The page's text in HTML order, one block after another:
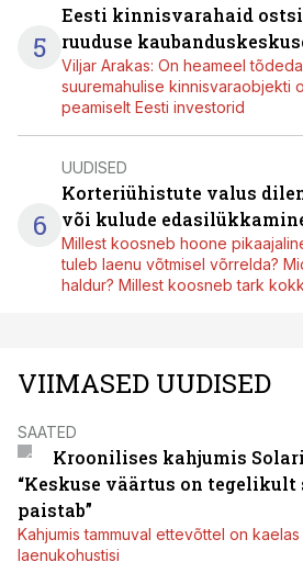
5
Eesti kinnisvarahaid
ruuduse
Viljar Arakas: On heameel
suuremahulise kinnisvaraobjekti
peamiselt Eesti investorid
6
UUDISED
Korteriühistute valus
või kulude
Millest koosneb hoone
tuleb laenu võtmisel võrrelda?
haldur? Millest koosneb tark
VIIMASED UUDISED
SAATED
Kroonilises kahjumis
“Keskuse väärtus on tegelikult
paistab”
Kahjumis tammuval ettevõttel on
laenukohustisi